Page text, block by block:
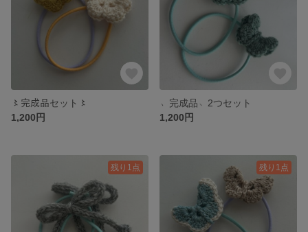
〻完成品セット〻
1,200円
﹆完成品﹆2つセット
1,200円
残り1点 残り1点